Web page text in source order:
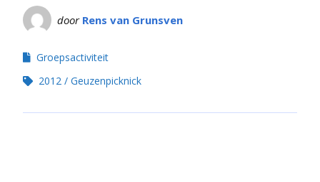
door Rens van Grunsven
Groepsactiviteit
2012
Geuzenpicknick